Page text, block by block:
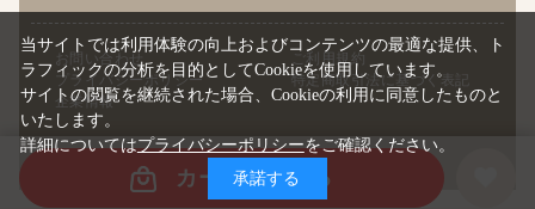
カートに入れる
お問い合わせ
ご利用規約
プライバシーポリシー
特定商取引法に基づく表記
企業情報
© COO PREMIUM ONLINE
当サイトでは利用体験の向上およびコンテンツの最適な提供、ト
ラフィックの分析を目的としてCookieを使用しています。
サイトの閲覧を継続された場合、Cookieの利用に同意したものと
いたします。
詳細についてはプライバシーポリシーをご確認ください。
承諾する